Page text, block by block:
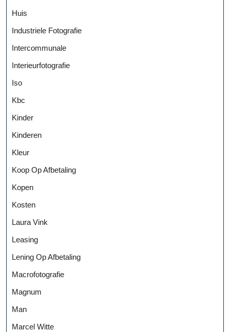
Huis
Industriele Fotografie
Intercommunale
Interieurfotografie
Iso
Kbc
Kinder
Kinderen
Kleur
Koop Op Afbetaling
Kopen
Kosten
Laura Vink
Leasing
Lening Op Afbetaling
Macrofotografie
Magnum
Man
Marcel Witte